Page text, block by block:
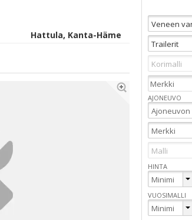
Hattula, Kanta-Häme
AJONEUVO
HINTA
VUOSIMALLI